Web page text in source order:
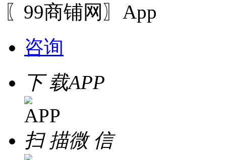
〖99商铺网〗App
咨询
下 载APP
扫 描微 信